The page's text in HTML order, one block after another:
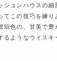
ションハウスの細
てこの技巧を練り
珀色の、甘美で豊
るようなウイス